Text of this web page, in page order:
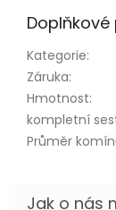
Kategorie:
Záruka:
Hmotnost:
kompletní
Průměr